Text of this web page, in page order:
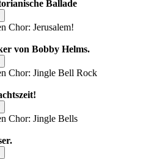
Ballade
von Bobby Helms.